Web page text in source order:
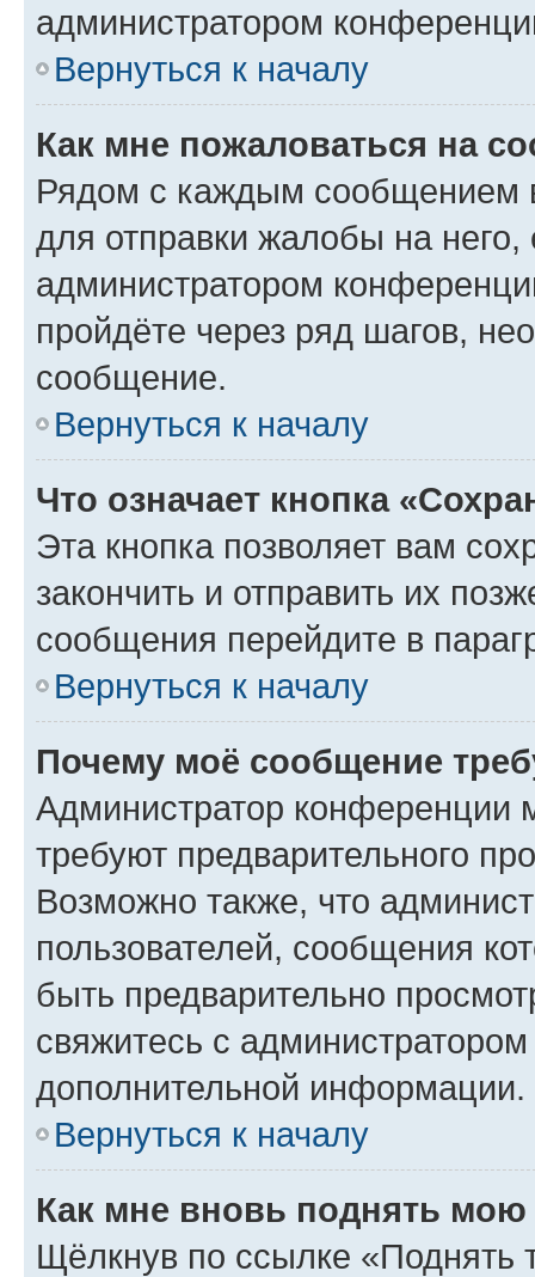
администратором
Вернуться к началу
Как мне пожаловаться на
Рядом с каждым сообщением
для отправки жалобы на
администратором
пройдёте через ряд шагов,
сообщение.
Вернуться к началу
Что означает кнопка
Эта кнопка позволяет вам
закончить и отправить их
сообщения перейдите в
Вернуться к началу
Почему моё сообщение
Администратор конференции
требуют предварительного
Возможно также, что
пользователей, сообщения
быть предварительно
свяжитесь с
дополнительной информации.
Вернуться к началу
Как мне вновь поднять мою
Щёлкнув по ссылке «Поднять